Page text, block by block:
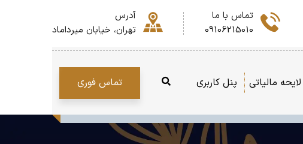
تماس با ما
09106215010
آدرس
تهران، خیابان میرداماد
لایحه مالیاتی پنل کاربری تماس فوری